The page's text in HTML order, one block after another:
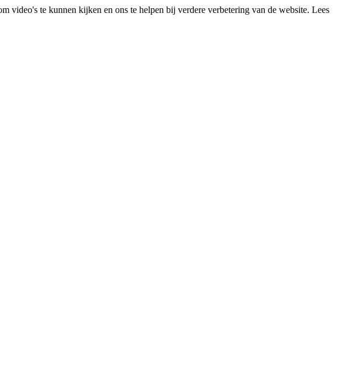
video's te kunnen kijken en ons te helpen bij verdere verbetering van de website. Lees